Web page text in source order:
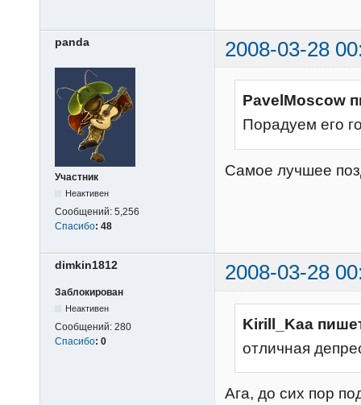
panda 2008-03-28
Участник
Неактивен
Сообщений: 5,256
Спасибо: 48
PavelMoscow
Порадуем его
Самое лучшее
dimkin1812 2008-03-28
Заблокирован
Неактивен
Сообщений: 280
Спасибо: 0
Kirill_Kaa
отличная
Ага, до сих пор